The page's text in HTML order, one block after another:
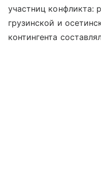
участниц конфликта:
грузинской и
контингента